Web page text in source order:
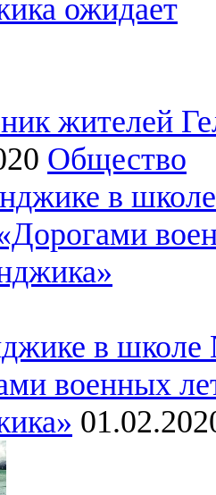
жителей
Общество
в школе
военных